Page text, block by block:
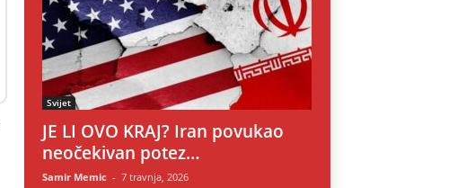
Svijet
JE LI OVO KRAJ? Iran povukao
neočekivan potez…
Samir Memic - 7 travnja, 2026